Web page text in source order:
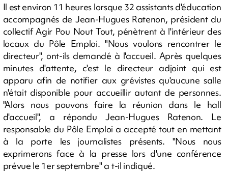
Il est environ 11 heures lorsque 32 assistants d'éducation
accompagnés de Jean-Hugues Ratenon, président du
collectif Agir Pou Nout Tout, pénètrent à l'intérieur des
locaux du Pôle Emploi. "Nous voulons rencontrer le
directeur", ont-ils demandé à l'accueil. Après quelques
minutes d'attente, c'est le directeur adjoint qui est
apparu afin de notifier aux grévistes qu'aucune salle
n'était disponible pour accueillir autant de personnes.
"Alors nous pouvons faire la réunion dans le hall
d'accueil", a répondu Jean-Hugues Ratenon. Le
responsable du Pôle Emploi a accepté tout en mettant
à la porte les journalistes présents. "Nous nous
exprimerons face à la presse lors d'une conférence
prévue le 1er septembre" a t-il indiqué.